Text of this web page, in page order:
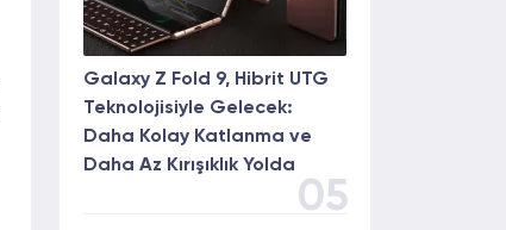
Galaxy Z Fold 9, Hibrit UTG
Teknolojisiyle Gelecek:
Daha Kolay Katlanma ve
Daha Az Kırışıklık Yolda
05